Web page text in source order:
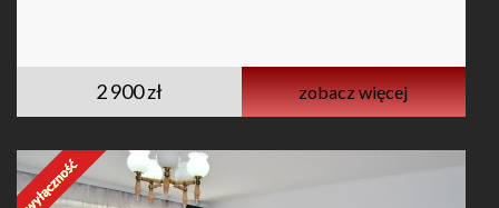
2 900 zł zobacz więcej